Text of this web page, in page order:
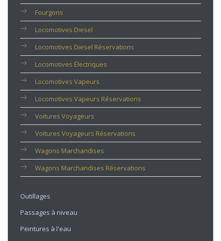
Fourgons
Locomotives Diesel
Locomotives Diesel Réservations
Locomotives Électriques
Locomotives Vapeurs
Locomotives Vapeurs Réservations
Voitures Voyageurs
Voitures Voyageurs Réservations
Wagons Marchandises
Wagons Marchandises Réservations
Outillages
Passages à niveau
Peintures à l'eau